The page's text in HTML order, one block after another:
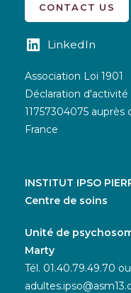
CONTACT US
LinkedIn
Association Loi 1901
Déclaration
11757304075
France
INSTITUT IPSO
Centre de soins
Unité de
Marty
Tél. 01.40.79.49.70 ou